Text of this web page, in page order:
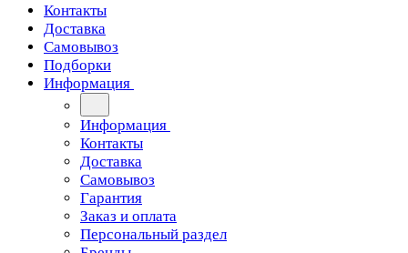
Контакты
Доставка
Самовывоз
Подборки
Информация
Информация
Контакты
Доставка
Самовывоз
Гарантия
Заказ и оплата
Персональный раздел